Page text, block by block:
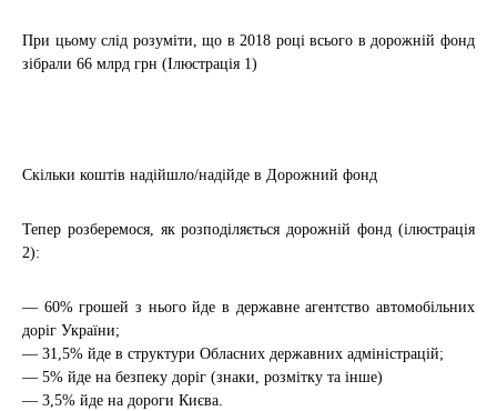
При цьому слід розуміти, що в 2018 році всього в дорожній фонд
зібрали 66 млрд грн (Ілюстрація 1)
Скільки коштів надійшло/надійде в Дорожний фонд
Тепер розберемося, як розподіляється дорожній фонд (ілюстрація
2):
— 60% грошей з нього йде в державне агентство автомобільних
доріг України;
— 31,5% йде в структури Обласних державних адміністрацій;
— 5% йде на безпеку доріг (знаки, розмітку та інше)
— 3,5% йде на дороги Києва.